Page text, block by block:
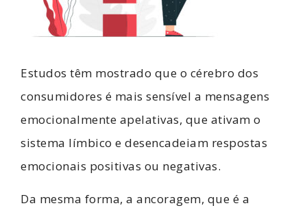
Estudos têm mostrado que o cérebro dos
consumidores é mais sensível a mensagens
emocionalmente apelativas, que ativam o
sistema límbico e desencadeiam respostas
emocionais positivas ou negativas.
Da mesma forma, a ancoragem, que é a